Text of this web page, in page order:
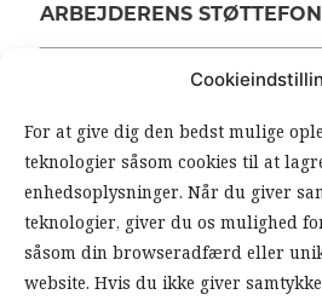
For at give dig den bedst mulige
teknologier såsom cookies til at
enhedsoplysninger. Når du giver
teknologier, giver du os mulighed
såsom din browseradfærd eller
website. Hvis du ikke giver
ARBEJDERENS
ANSVARSHAVENDE
OM ARBEJDEREN
SOUNDCLOUD